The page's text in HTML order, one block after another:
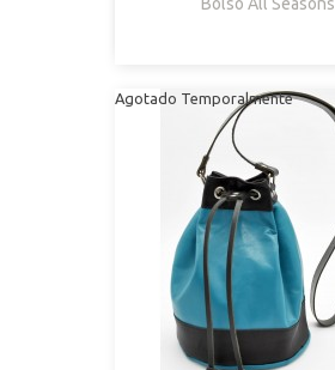
Bolso All Seasons
Agotado Temporalmente